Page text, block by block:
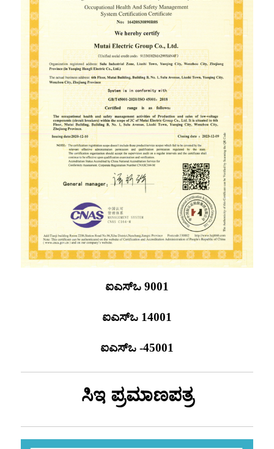
ಐಎಸ್ಒ 9001
ಐಎಸ್ಒ 14001
ಐಎಸ್ಒ -45001
ಸಿಇ ಪ್ರಮಾಣಪತ್ರ